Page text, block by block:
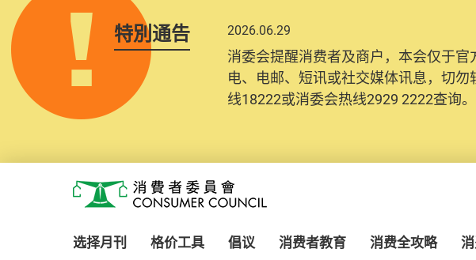
特別通告 2026.06.29
消委会提醒消费者及商户，本会仅于
电、电邮、短讯或社交媒体讯息，切
线18222或消委会热线2929 2222查询。
消费者委员会
选择月刊 格价工具 倡议 消费者教育 消费全攻略